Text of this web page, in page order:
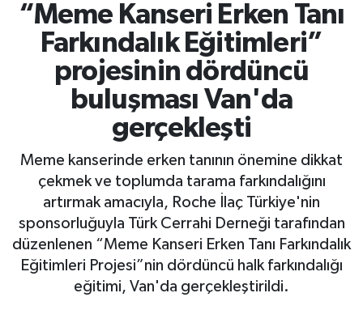
“Meme Kanseri Erken Tanı
Farkındalık Eğitimleri”
projesinin dördüncü
buluşması Van'da
gerçekleşti
Meme kanserinde erken tanının önemine dikkat
çekmek ve toplumda tarama farkındalığını
artırmak amacıyla, Roche İlaç Türkiye'nin
sponsorluğuyla Türk Cerrahi Derneği tarafından
düzenlenen “Meme Kanseri Erken Tanı Farkındalık
Eğitimleri Projesi”nin dördüncü halk farkındalığı
eğitimi, Van'da gerçekleştirildi.